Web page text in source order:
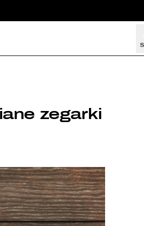
dla niej
dla niego
zegarki